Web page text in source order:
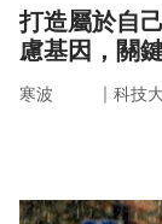
打造屬於自
慮基因，關
寒波 ｜ 科技